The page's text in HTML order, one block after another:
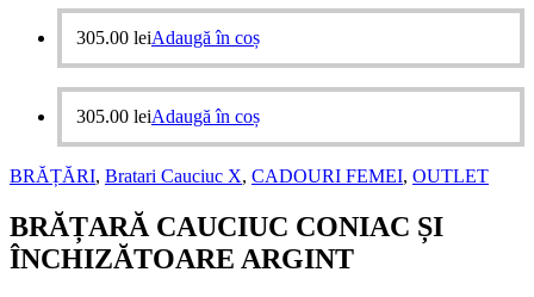
305.00 leiAdaugă în coș
305.00 leiAdaugă în coș
BRĂȚĂRI, Bratari Cauciuc X, CADOURI FEMEI, OUTLET
BRĂȚARĂ CAUCIUC CONIAC ȘI
ÎNCHIZĂTOARE ARGINT